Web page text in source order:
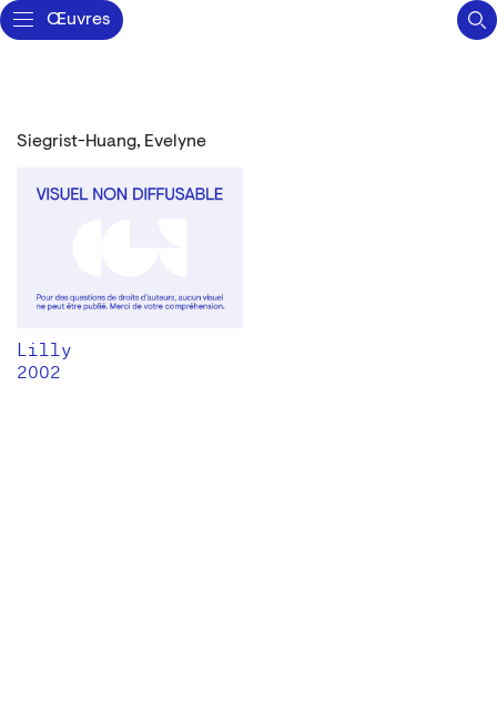
Œuvres
Siegrist-Huang, Evelyne
Lilly
2002